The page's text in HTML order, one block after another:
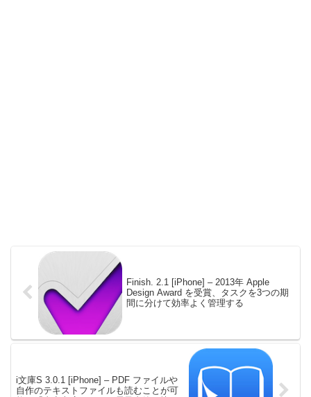
Finish. 2.1 [iPhone] – 2013年 Apple
Design Award を受賞、タスクを3つの期
間に分けて効率よく管理する
i文庫S 3.0.1 [iPhone] – PDF ファイルや
自作のテキストファイルも読むことが可